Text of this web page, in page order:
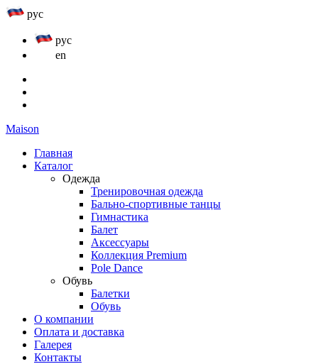
рус
рус
en
Maison
Главная
Каталог
Одежда
Тренировочная одежда
Бально-спортивные танцы
Гимнастика
Балет
Аксессуары
Коллекция Premium
Pole Dance
Обувь
Балетки
Обувь
О компании
Оплата и доставка
Галерея
Контакты